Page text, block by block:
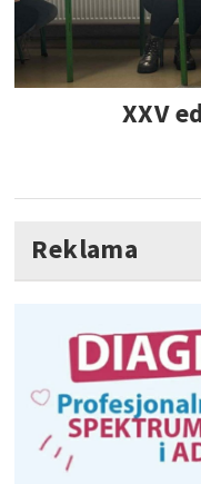
XXV
Reklama